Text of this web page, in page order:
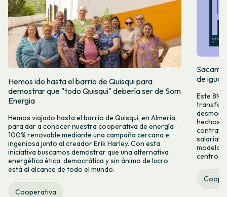
Hemos ido hasta el barrio de Quisqui para
demostrar que "todo Quisqui" debería ser de Som
Energia
Hemos viajado hasta el barrio de Quisqui, en Almería,
para dar a conocer nuestra cooperativa de energía
100% renovable mediante una campaña cercana e
ingeniosa junto al creador Erik Harley. Con esta
iniciativa buscamos demostrar que una alternativa
energética ética, democrática y sin ánimo de lucro
está al alcance de todo el mundo.
Cooperativa
de
Este 8M,
hechos y
salarial y
modelo
centro